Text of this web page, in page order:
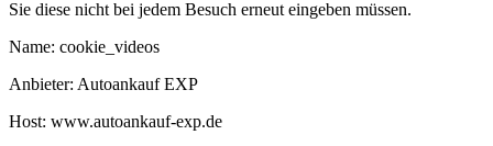
Sie diese nicht bei jedem Besuch erneut eingeben müssen.
Name: cookie_videos
Anbieter: Autoankauf EXP
Host: www.autoankauf-exp.de